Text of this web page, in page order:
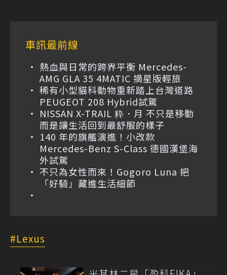
車訊最前線
熱血與日常的跨界平衡 Mercedes-
AMG GLA 35 4MATIC 摘星版輕旅
稀有小型貓科動物重新踏上台灣道路
PEUGEOT 208 Hybrid試駕
NISSAN X-TRAIL 粋．月 不只是移動
而是讓生活回到最舒服的樣子
140 年的旗艦演進！小改款
Mercedes-Benz S-Class 德國漢堡海
外試駕
不只為女性而來！Gogoro Luna 把
「好騎」藏進生活細節
Lexus